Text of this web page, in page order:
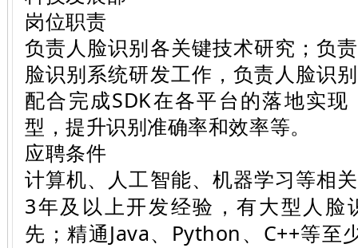
岗位职责
负责人脸识别各关键技术研究；负
脸识别系统研发工作，负责人脸识
配合完成SDK在各平台的落地实
型，提升识别准确率和效率等。
应聘条件
计算机、人工智能、机器学习等相
3年及以上开发经验，有大型人脸
先；精通Java、Python、C++等至